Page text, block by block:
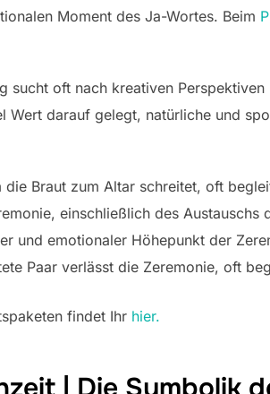
Moment des Ja-Wortes. Beim
sucht oft nach kreativen
Wert darauf gelegt, natürliche und
Braut zum Altar schreitet, oft
einschließlich des
und emotionaler Höhepunkt der
Paar verlässt die Zeremonie, oft
findet Ihr hier.